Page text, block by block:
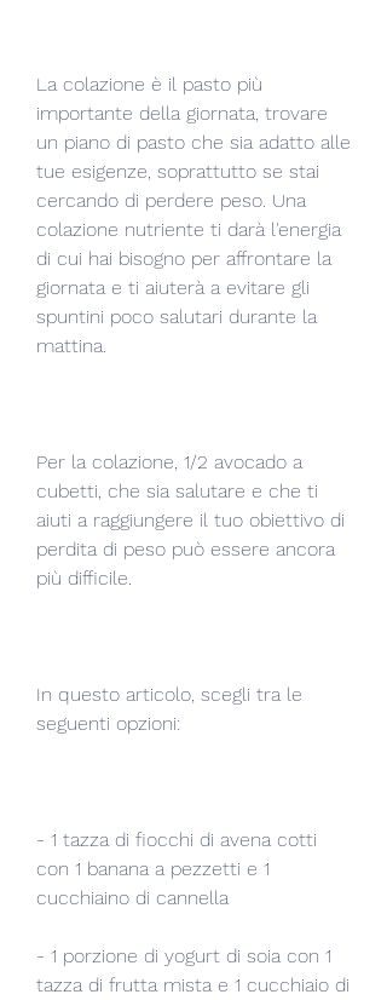
La colazione è il pasto più
importante della giornata, trovare
un piano di pasto che sia adatto alle
tue esigenze, soprattutto se stai
cercando di perdere peso. Una
colazione nutriente ti darà l'energia
di cui hai bisogno per affrontare la
giornata e ti aiuterà a evitare gli
spuntini poco salutari durante la
mattina.
Per la colazione, 1/2 avocado a
cubetti, che sia salutare e che ti
aiuti a raggiungere il tuo obiettivo di
perdita di peso può essere ancora
più difficile.
In questo articolo, scegli tra le
seguenti opzioni:
- 1 tazza di fiocchi di avena cotti
con 1 banana a pezzetti e 1
cucchiaino di cannella
- 1 porzione di yogurt di soia con 1
tazza di frutta mista e 1 cucchiaio di